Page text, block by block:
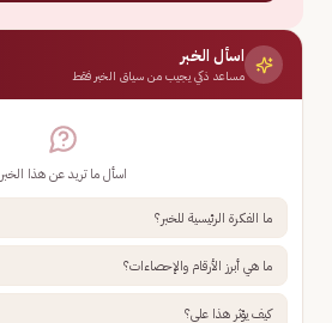
اسأل الخبر
مساعد ذكي يجيب من سياق الخبر فقط
اسأل ما تريد عن هذا الخبر
ما الفكرة الرئيسية للخبر؟
ما هي أبرز الأرقام والإحصاءات؟
كيف يؤثر هذا علي؟